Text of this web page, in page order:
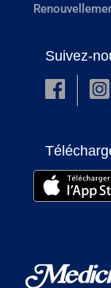
Suivez-